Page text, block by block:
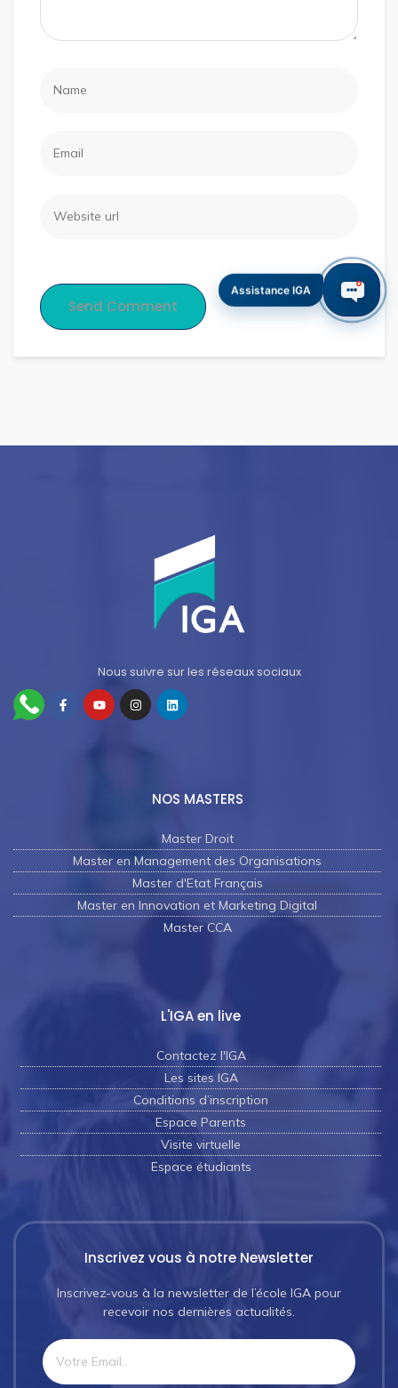
Nous suivre sur les réseaux sociaux
NOS MASTERS
Master Droit
Master en Management des Organisations
Master d'Etat Français
Master en Innovation et Marketing Digital
Master CCA
L'IGA en live
Contactez l'IGA
Les sites IGA
Conditions d’inscription
Espace Parents
Visite virtuelle
Espace étudiants
Inscrivez vous à notre Newsletter
Inscrivez-vous à la newsletter de l’école IGA pour
recevoir nos dernières actualités.
Assistance IGA